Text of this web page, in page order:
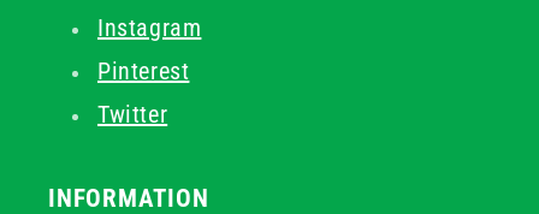
Instagram
Pinterest
Twitter
INFORMATION